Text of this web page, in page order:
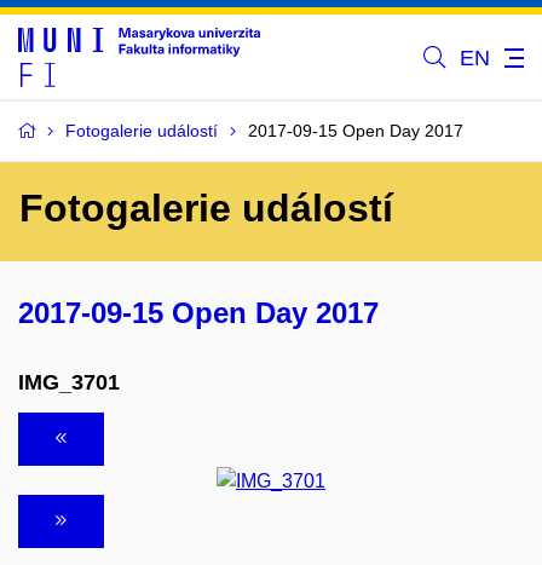
EN
Fotogalerie událostí 2017-09-15 Open Day 2017
Fotogalerie událostí
2017-09-15 Open Day 2017
IMG_3701